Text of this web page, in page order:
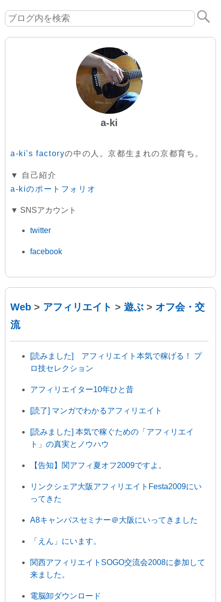
a-ki
a-ki's factoryの中の人。京都生まれの京都育ち。
▼ 自己紹介
a-kiのポートフォリオ
▼ SNSアカウント
twitter
facebook
Web > アフィリエイト > 遊ぶ > オフ会・交
流
[読みました] アフィリエイト本気で稼げる！ プ
ロ技セレクション
アフィリエイター10年ひと昔
[読了] マンガでわかるアフィリエイト
[読みました] 本気で稼ぐための「アフィリエイ
ト」の真実とノウハウ
【告知】関アフィ夏オフ2009ですよ。
リンクシェア大阪アフィリエイトFesta2009にい
ってきた
A8キャンパスセミナー＠大阪にいってきました
「えん」にいます。
関西アフィリエイトSOGO交流会2008に参加して
来ました。
電脳卸ダウンロード